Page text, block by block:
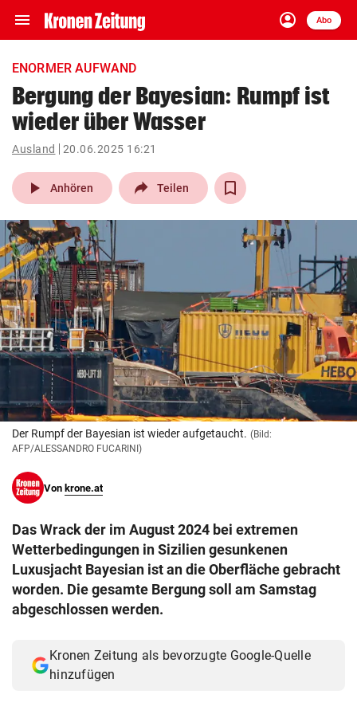
menu Navigation
ein-/ausklappen
account_circle
Anmelden
Abo
close Schließen
account_circle Anmelden
pin_drop
Wien arrow_right
bookmark
search
Suchbegriff
eingeben
© Krone Multimedia GmbH & Co KG 2026
Muthgasse 2, 1190 Wien
ENORMER AUFWAND
Bergung der Bayesian: Rumpf ist
wieder über Wasser
Ausland 20.06.2025 16:21
play_arrow Anhören Teilen
Der Rumpf der Bayesian ist wieder aufgetaucht. (Bild:
AFP/ALESSANDRO FUCARINI)
Von krone.at
Das Wrack der im August 2024 bei extremen
Wetterbedingungen in Sizilien gesunkenen
Luxusjacht Bayesian ist an die Oberfläche gebracht
worden. Die gesamte Bergung soll am Samstag
abgeschlossen werden.
Kronen Zeitung als bevorzugte Google-Quelle
hinzufügen